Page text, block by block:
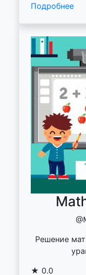
Подробнее
Решение
★ 0.0